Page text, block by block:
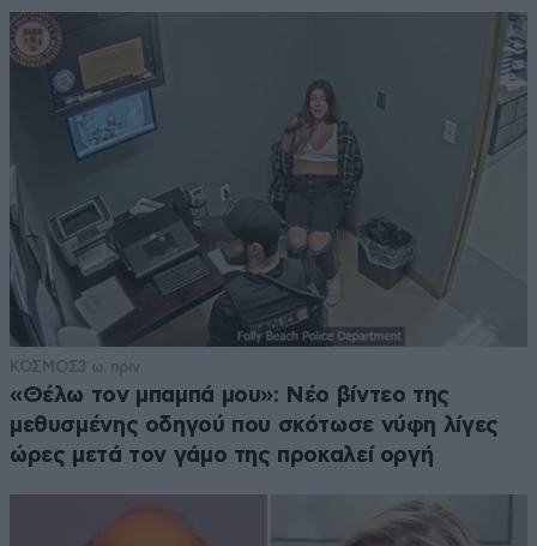
ΚΟΣΜΟΣ3 ω. πριν
«Θέλω τον μπαμπά μου»: Νέο βίντεο της
μεθυσμένης οδηγού που σκότωσε νύφη λίγες
ώρες μετά τον γάμο της προκαλεί οργή